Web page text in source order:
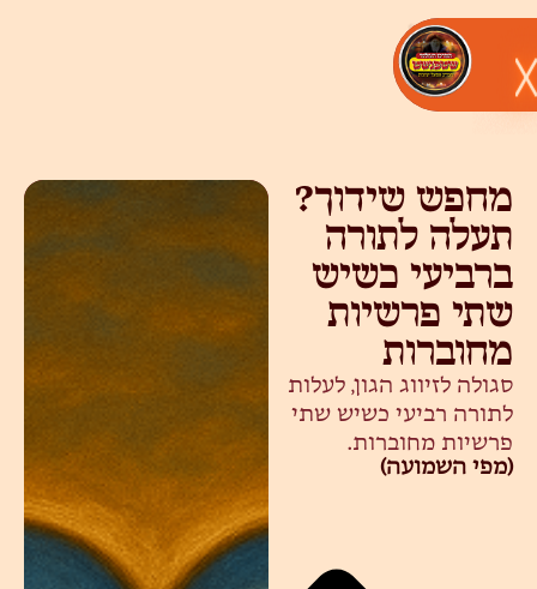
מחפש שידוך?
תעלה לתורה
ברביעי כשיש
שתי פרשיות
מחוברות
סגולה לזיווג הגון, לעלות
לתורה רביעי כשיש שתי
פרשיות מחוברות.
(מפי השמועה)